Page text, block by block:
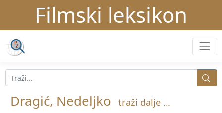
Filmski leksikon
Dragić, Nedeljko traži dalje ...